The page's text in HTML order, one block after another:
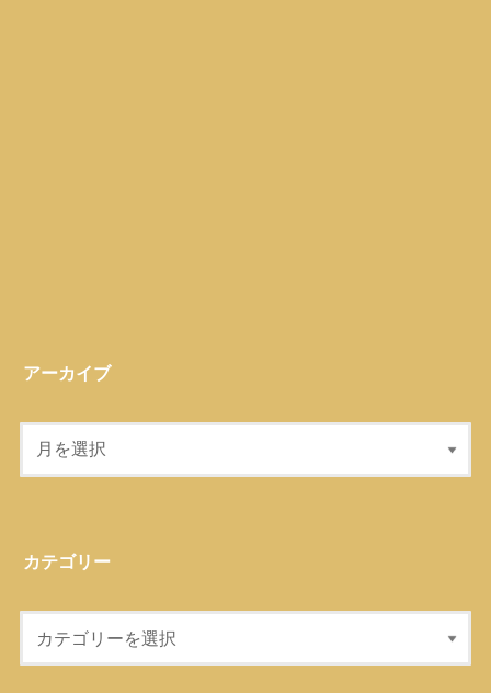
アーカイブ
カテゴリー